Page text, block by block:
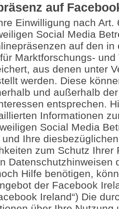
auf
Einwilligung nach Art.
Social Media
auf den
Marktforschungs-
aus denen unter
werden. Diese
und außerhalb
entsprechen.
Informationen
Social Media
Ihre
zum Schutz
Datenschutzhinweisen
Hilfe benötigen,
der Facebook
Ireland“) Die